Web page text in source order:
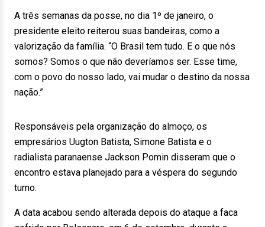
A três semanas da posse, no dia 1º de janeiro, o
presidente eleito reiterou suas bandeiras, como a
valorização da família. “O Brasil tem tudo. E o que nós
somos? Somos o que não deveríamos ser. Esse time,
com o povo do nosso lado, vai mudar o destino da nossa
nação.”
Responsáveis pela organização do almoço, os
empresários Uugton Batista, Simone Batista e o
radialista paranaense Jackson Pomin disseram que o
encontro estava planejado para a véspera do segundo
turno.
A data acabou sendo alterada depois do ataque a faca